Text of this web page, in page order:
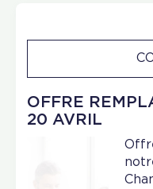
OFFRE
20 AVRIL